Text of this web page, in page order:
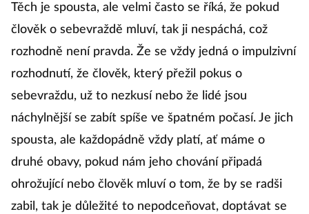
Těch je spousta, ale velmi často se říká, že pokud
člověk o sebevraždě mluví, tak ji nespáchá, což
rozhodně není pravda. Že se vždy jedná o impulzivní
rozhodnutí, že člověk, který přežil pokus o
sebevraždu, už to nezkusí nebo že lidé jsou
náchylnější se zabít spíše ve špatném počasí. Je jich
spousta, ale každopádně vždy platí, ať máme o
druhé obavy, pokud nám jeho chování připadá
ohrožující nebo člověk mluví o tom, že by se radši
zabil, tak je důležité to nepodceňovat, doptávat se